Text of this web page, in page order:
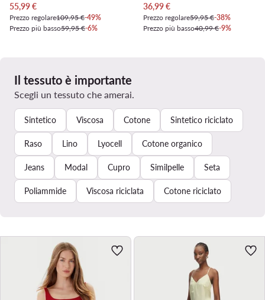
Prezzo attuale
55,99€
Prezzo regolare109,95 €-49%
Prezzo più basso59,95 €-6%
Prezzo attuale
36,99€
Prezzo regolare59,95 €-38%
Prezzo più basso40,99 €-9%
Il tessuto è importante
Scegli un tessuto che amerai.
Sintetico Viscosa Cotone Sintetico riciclato
Raso Lino Lyocell Cotone organico
Jeans Modal Cupro Similpelle Seta
Poliammide Viscosa riciclata Cotone riciclato